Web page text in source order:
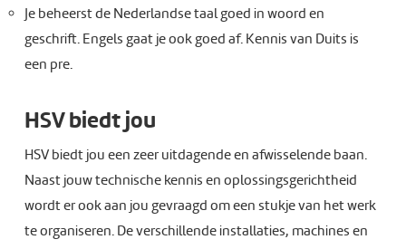
Je beheerst de Nederlandse taal goed in woord en
geschrift. Engels gaat je ook goed af. Kennis van Duits is
een pre.
HSV biedt jou
HSV biedt jou een zeer uitdagende en afwisselende baan.
Naast jouw technische kennis en oplossingsgerichtheid
wordt er ook aan jou gevraagd om een stukje van het werk
te organiseren. De verschillende installaties, machines en